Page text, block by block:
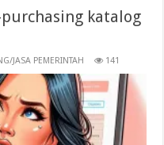
katalog
JASA PEMERINTAH 141